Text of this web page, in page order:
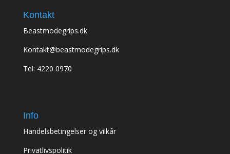
Kontakt
Beastmodegrips.dk
Kontakt@beastmodegrips.dk
Tel: 4220 0970
Info
Handelsbetingelser og vilkår
Privatlivspolitik